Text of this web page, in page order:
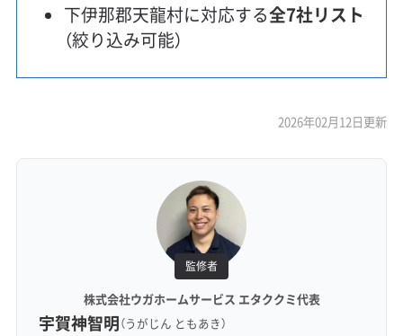
下伊那郡天龍村に対応する全7社リスト
（絞り込み可能）
2026年02月12日更新
監修者
株式会社ウガホームサービス エタククミ代表
宇賀神智明（うがじん ともあき）